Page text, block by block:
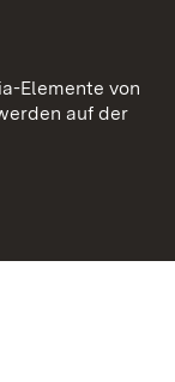
Elemente von
auf der